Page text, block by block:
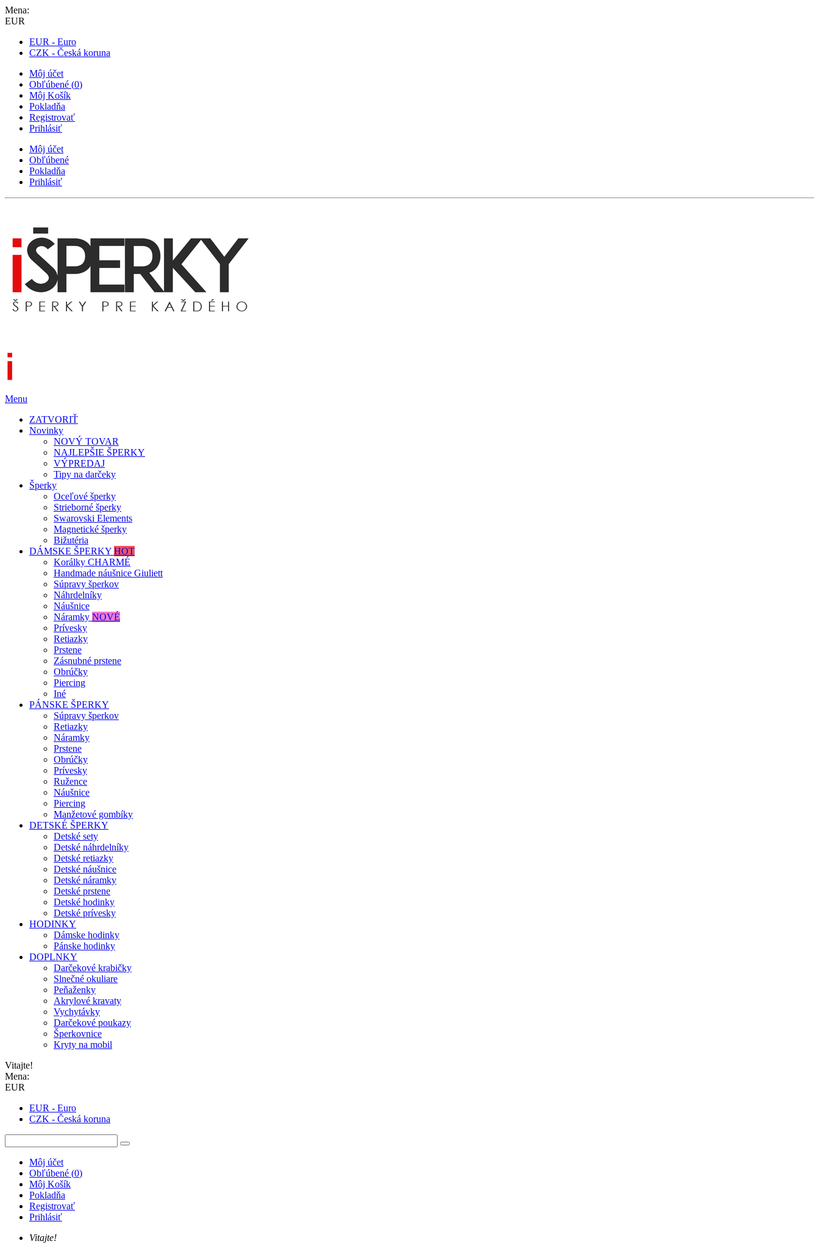
Mena:
EUR
EUR - Euro
CZK - Česká koruna
Môj účet
Obľúbené (0)
Môj Košík
Pokladňa
Registrovať
Prihlásiť
Môj účet
Obľúbené
Pokladňa
Prihlásiť
Menu
ZATVORIŤ
Novinky
NOVÝ TOVAR
NAJLEPŠIE ŠPERKY
VÝPREDAJ
Tipy na darčeky
Šperky
Oceľové šperky
Strieborné šperky
Swarovski Elements
Magnetické šperky
Bižutéria
DÁMSKE ŠPERKY HOT
Korálky CHARMÉ
Handmade náušnice Giuliett
Súpravy šperkov
Náhrdelníky
Náušnice
Náramky NOVÉ
Prívesky
Retiazky
Prstene
Zásnubné prstene
Obrúčky
Piercing
Iné
PÁNSKE ŠPERKY
Súpravy šperkov
Retiazky
Náramky
Prstene
Obrúčky
Prívesky
Ružence
Náušnice
Piercing
Manžetové gombíky
DETSKÉ ŠPERKY
Detské sety
Detské náhrdelníky
Detské retiazky
Detské náušnice
Detské náramky
Detské prstene
Detské hodinky
Detské prívesky
HODINKY
Dámske hodinky
Pánske hodinky
DOPLNKY
Darčekové krabičky
Slnečné okuliare
Peňaženky
Akrylové kravaty
Vychytávky
Darčekové poukazy
Šperkovnice
Kryty na mobil
Vitajte!
Mena:
EUR
EUR - Euro
CZK - Česká koruna
Môj účet
Obľúbené (0)
Môj Košík
Pokladňa
Registrovať
Prihlásiť
Vitajte!